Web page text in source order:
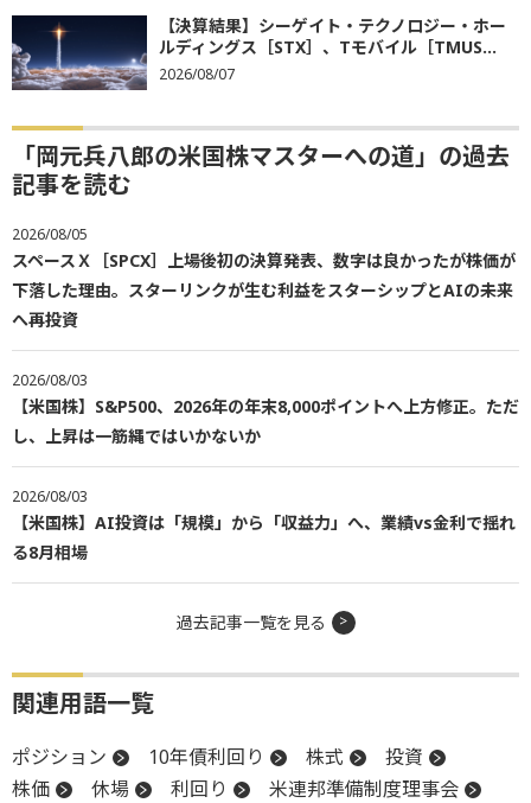
【決算結果】シーゲイト・テクノロジー・ホー
ルディングス［STX］、Tモバイル［TMUS...
2026/08/07
「岡元兵八郎の米国株マスターへの道」の過去
記事を読む
2026/08/05
スペースＸ［SPCX］上場後初の決算発表、数字は良かったが株価が
下落した理由。スターリンクが生む利益をスターシップとAIの未来
へ再投資
2026/08/03
【米国株】S&P500、2026年の年末8,000ポイントへ上方修正。ただ
し、上昇は一筋縄ではいかないか
2026/08/03
【米国株】AI投資は「規模」から「収益力」へ、業績vs金利で揺れ
る8月相場
過去記事一覧を見る
関連用語一覧
ポジション 10年債利回り 株式
投資
株価
休場 利回り
米連邦準備制度理事会